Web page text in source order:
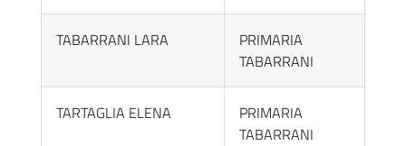
TABARRANI LARA
PRIMARIA
TABARRANI
TARTAGLIA ELENA
PRIMARIA
TABARRANI